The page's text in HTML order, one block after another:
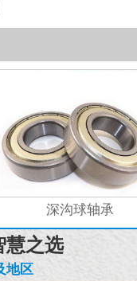
深沟球轴承
慧之选
地区